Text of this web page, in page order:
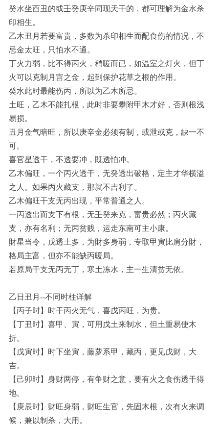
癸水坐酉丑的或壬癸庚辛同现天干的，都可理解为金水杀
印相生。
乙木丑月若要富贵，多数为杀印相生而配食伤的情况，不
忌金太旺，只怕水不通。
丁火力弱，比不得丙火，稍暖而已，如温室之灯火，但丁
火可以克制月宫之金，起到保护花草之根的作用。
癸水此时最能伤丙，所以为乙木所忌。
土旺，乙木不能扎根，此时非要攀附甲木才好，否则根浅
易损。
丑月金气暗旺，所以庚辛金必须有制，或泄或克，缺一不
可。
喜官星透干，不透要冲，既透怕冲。
乙木偏旺，一个丙火透干，无癸透出破格，定主才华横溢
之人。如果丙火藏支，那就不吉利了。
乙木偏旺干支无丙出现，平常普通之人。
一丙透出而支下有根，无壬癸来克，富贵必然；丙火藏
支，亦有名利；无丙贫贱，运走东南可主小康。
財星当令，戊透土多，为財多身弱，专取甲寅比肩分財，
格局主富，但亦不能缺丙暖局。
若原局干支无丙无丁，寒土冻水，主一生清贫无依。
乙日丑月--不同时柱详解
【丙子时】时干丙火无气，喜戊丙旺，为贵。
【丁丑时】喜甲、寅，可用戊土来制水，但土重易使木
折。
【戊寅时】时下坐寅，藤萝系甲，藏丙，更见戊财，大
吉。
【己卯时】身财两停，有争财之意，要有火之食伤透干得
地。
【庚辰时】财旺身弱，财旺生官，先固木根，次有火来调
候，兼以制杀，大用。